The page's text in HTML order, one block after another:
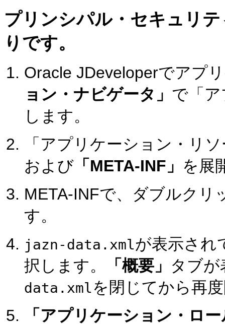
プリンシパル・セキュリ
りです。
Oracle JDeveloperでアプ
ョン・ナビゲータ」 で「
します。
「アプリケーション・リ
および 「META-INF」 を展
META-INFで、ダブルクリ
す。
jazn-data.xmlが表示され
択します。
「概要」 タブ
data.xmlを閉じてから再
「アプリケーション・ロ